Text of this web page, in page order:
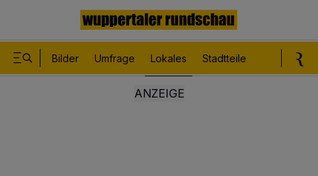
Bilder Umfrage Lokales Stadtteile